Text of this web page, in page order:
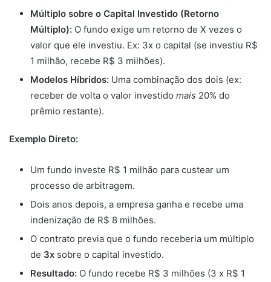
Múltiplo sobre o Capital Investido (Retorno
Múltiplo): O fundo exige um retorno de X vezes o
valor que ele investiu. Ex: 3x o capital (se investiu R$
1 milhão, recebe R$ 3 milhões).
Modelos Híbridos: Uma combinação dos dois (ex:
receber de volta o valor investido mais 20% do
prêmio restante).
Exemplo Direto:
Um fundo investe R$ 1 milhão para custear um
processo de arbitragem.
Dois anos depois, a empresa ganha e recebe uma
indenização de R$ 8 milhões.
O contrato previa que o fundo receberia um múltiplo
de 3x sobre o capital investido.
Resultado: O fundo recebe R$ 3 milhões (3 x R$ 1